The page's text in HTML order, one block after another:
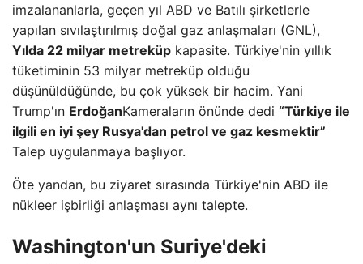
imzalananlarla, geçen yıl ABD ve Batılı şirketlerle
yapılan sıvılaştırılmış doğal gaz anlaşmaları (GNL),
Yılda 22 milyar metreküp kapasite. Türkiye'nin yıllık
tüketiminin 53 milyar metreküp olduğu
düşünüldüğünde, bu çok yüksek bir hacim. Yani
Trump'ın ErdoğanKameraların önünde dedi “Türkiye ile
ilgili en iyi şey Rusya'dan petrol ve gaz kesmektir”
Talep uygulanmaya başlıyor.
Öte yandan, bu ziyaret sırasında Türkiye'nin ABD ile
nükleer işbirliği anlaşması aynı talepte.
Washington'un Suriye'deki